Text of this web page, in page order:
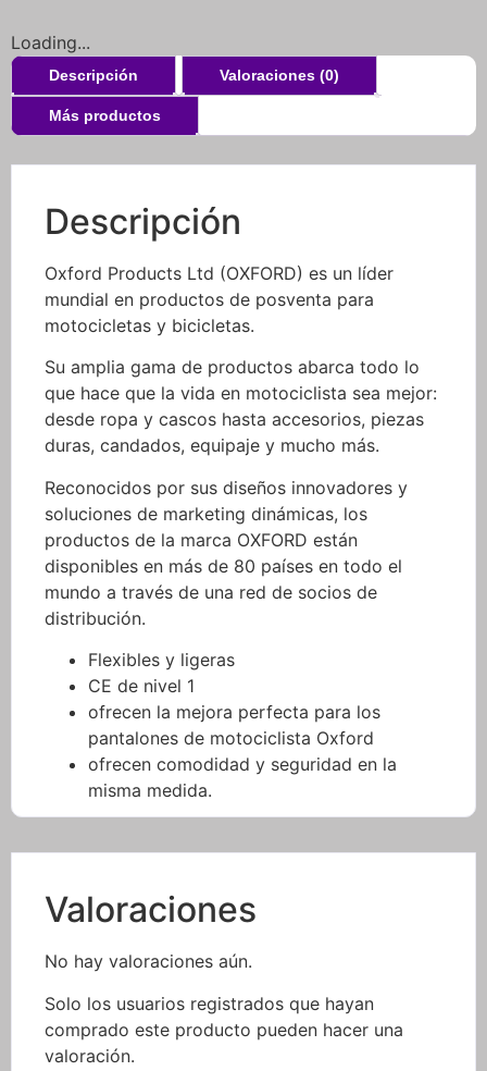
Loading...
Descripción Valoraciones (0)
Más productos
Descripción
Oxford Products Ltd (OXFORD) es un líder
mundial en productos de posventa para
motocicletas y bicicletas.
Su amplia gama de productos abarca todo lo
que hace que la vida en motociclista sea mejor:
desde ropa y cascos hasta accesorios, piezas
duras, candados, equipaje y mucho más.
Reconocidos por sus diseños innovadores y
soluciones de marketing dinámicas, los
productos de la marca OXFORD están
disponibles en más de 80 países en todo el
mundo a través de una red de socios de
distribución.
Flexibles y ligeras
CE de nivel 1
ofrecen la mejora perfecta para los
pantalones de motociclista Oxford
ofrecen comodidad y seguridad en la
misma medida.
Valoraciones
No hay valoraciones aún.
Solo los usuarios registrados que hayan
comprado este producto pueden hacer una
valoración.